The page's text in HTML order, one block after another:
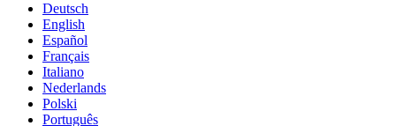
Deutsch
English
Español
Français
Italiano
Nederlands
Polski
Português